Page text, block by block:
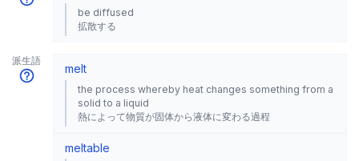
be diffused
拡散する
派生語
melt
the process whereby heat changes something from a
solid to a liquid
熱によって物質が固体から液体に変わる過程
meltable